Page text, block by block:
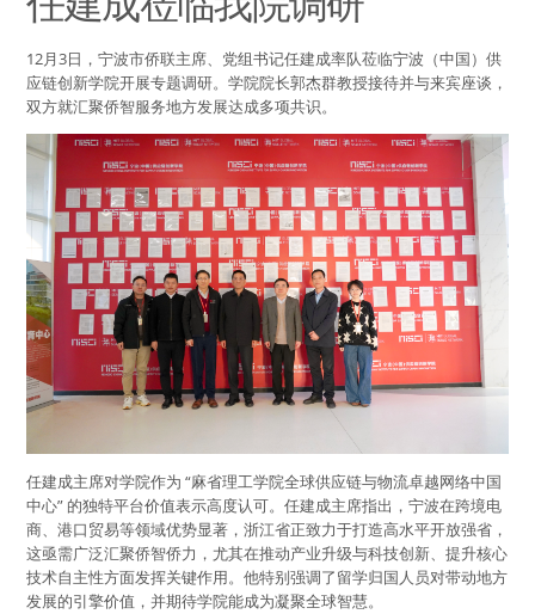
12月3日，宁波市侨联主席、党组书记任建成率队莅临宁波（中国）供
应链创新学院开展专题调研。学院院长郭杰群教授接待并与来宾座谈，
双方就汇聚侨智服务地方发展达成多项共识。
任建成主席对学院作为 “麻省理工学院全球供应链与物流卓越网络中国
中心” 的独特平台价值表示高度认可。任建成主席指出，宁波在跨境电
商、港口贸易等领域优势显著，浙江省正致力于打造高水平开放强省，
这亟需广泛汇聚侨智侨力，尤其在推动产业升级与科技创新、提升核心
技术自主性方面发挥关键作用。他特别强调了留学归国人员对带动地方
发展的引擎价值，并期待学院能成为凝聚全球智慧。